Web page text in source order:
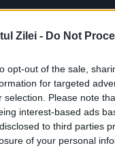
Zilei - Do Not
opt-out of the sale,
for targeted
selection. Please note
interest-based ads
to third parties
of your personal
cu Casa
Naționale de
301 spitale